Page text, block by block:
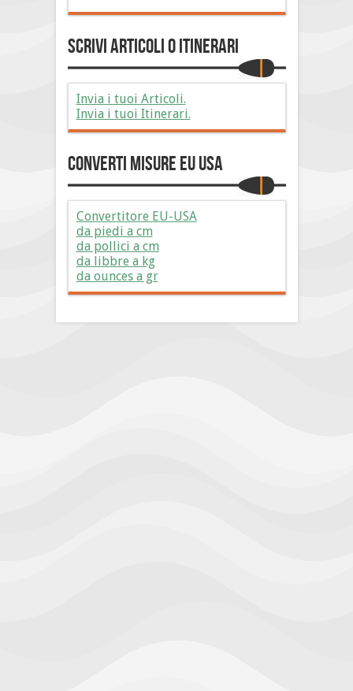
Scrivi Articoli o Itinerari
Invia i tuoi Articoli.
Invia i tuoi Itinerari.
Converti Misure EU USA
Convertitore EU-USA
da piedi a cm
da pollici a cm
da libbre a kg
da ounces a gr